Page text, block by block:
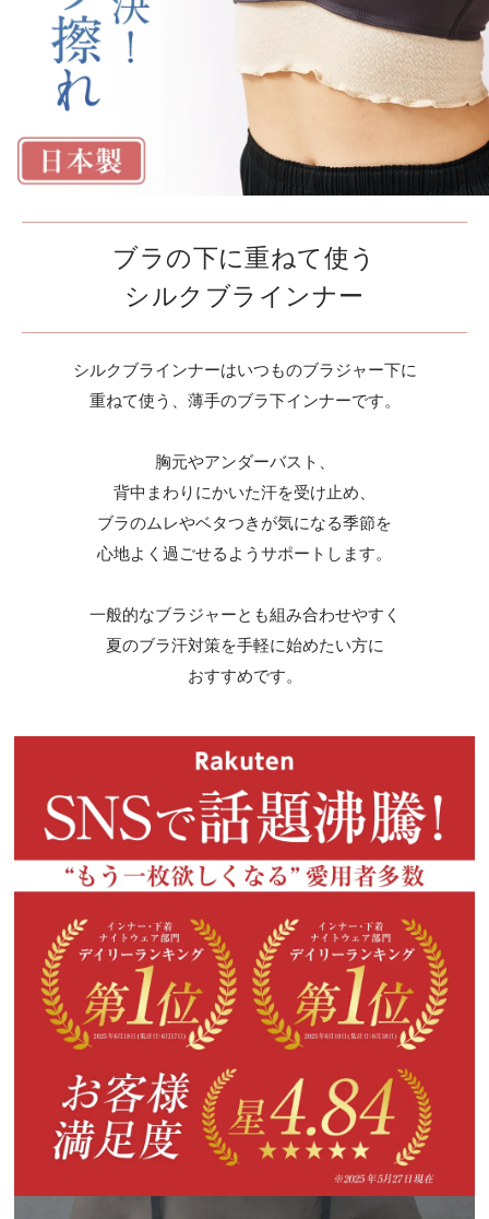
ブラの下に重ねて使う
シルクブラインナー
シルクブラインナーはいつものブラジャー下に
重ねて使う、薄手のブラ下インナーです。
胸元やアンダーバスト、
背中まわりにかいた汗を受け止め、
ブラのムレやベタつきが気になる季節を
心地よく過ごせるようサポートします。
一般的なブラジャーとも組み合わせやすく
夏のブラ汗対策を手軽に始めたい方に
おすすめです。